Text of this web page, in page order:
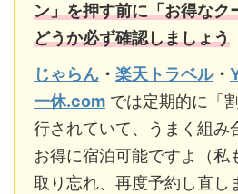
ン」を押す前に「お得なク
どうか必ず確認しましょう
じゃらん ・ 楽天トラベル・
一休.com では定期的に「
行されていて、うまく組み
お得に宿泊可能ですよ（私
取り忘れ、再度予約し直し